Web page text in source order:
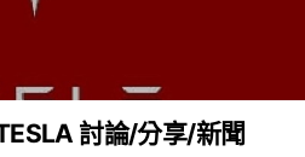
討論/分享/新聞